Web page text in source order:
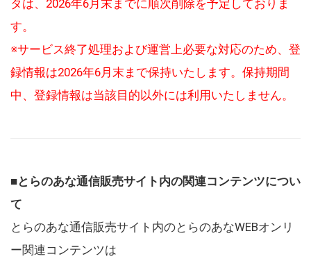
タは、2026年6月末までに順次削除を予定しておりま
す。
※サービス終了処理および運営上必要な対応のため、登
録情報は2026年6月末まで保持いたします。保持期間
中、登録情報は当該目的以外には利用いたしません。
■とらのあな通信販売サイト内の関連コンテンツについ
て
とらのあな通信販売サイト内のとらのあなWEBオンリ
ー関連コンテンツは